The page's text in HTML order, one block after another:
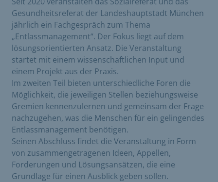
Gesundheitsreferat der Landeshauptstadt München
jährlich ein Fachgespräch zum Thema
„Entlassmanagement“. Der Fokus liegt auf dem
lösungsorientierten Ansatz. Die Veranstaltung
startet mit einem wissenschaftlichen Input und
einem Projekt aus der Praxis.
Im zweiten Teil bieten unterschiedliche Foren die
Möglichkeit, die jeweiligen Stellen beziehungsweise
Gremien kennenzulernen und gemeinsam der Frage
nachzugehen, was die Menschen für ein gelingendes
Entlassmanagement benötigen.
Seinen Abschluss findet die Veranstaltung in Form
von zusammengetragenen Ideen, Appellen,
Forderungen und Lösungsansätzen, die eine
Grundlage für einen Ausblick geben sollen.